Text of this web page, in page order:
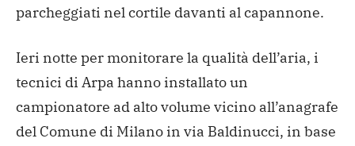
parcheggiati nel cortile davanti al capannone.
Ieri notte per monitorare la qualità dell’aria, i
tecnici di Arpa hanno installato un
campionatore ad alto volume vicino all’anagrafe
del Comune di Milano in via Baldinucci, in base